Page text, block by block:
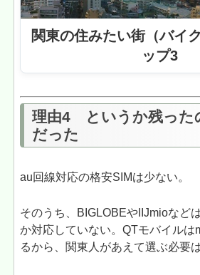
関東の住みたい街（バイ
ップ3
理由4 というか残った
だった
au回線対応の格安SIMは少ない。
そのうち、BIGLOBEやIIJmioなど
か対応していない。QTモバイルは
るから、関東人があえて選ぶ必要は